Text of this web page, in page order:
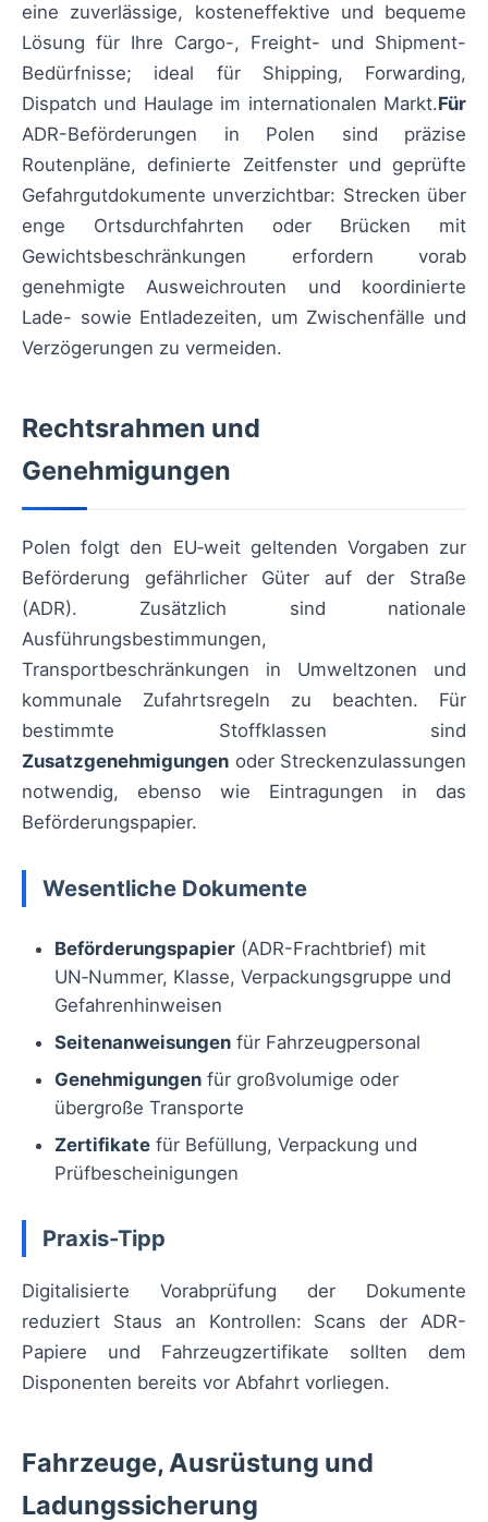
eine zuverlässige, kosteneffektive und bequeme
Lösung für Ihre Cargo-, Freight- und Shipment-
Bedürfnisse; ideal für Shipping, Forwarding,
Dispatch und Haulage im internationalen Markt.Für
ADR-Beförderungen in Polen sind präzise
Routenpläne, definierte Zeitfenster und geprüfte
Gefahrgutdokumente unverzichtbar: Strecken über
enge Ortsdurchfahrten oder Brücken mit
Gewichtsbeschränkungen erfordern vorab
genehmigte Ausweichrouten und koordinierte
Lade- sowie Entladezeiten, um Zwischenfälle und
Verzögerungen zu vermeiden.
Rechtsrahmen und
Genehmigungen
Polen folgt den EU‑weit geltenden Vorgaben zur
Beförderung gefährlicher Güter auf der Straße
(ADR). Zusätzlich sind nationale
Ausführungsbestimmungen,
Transportbeschränkungen in Umweltzonen und
kommunale Zufahrtsregeln zu beachten. Für
bestimmte Stoffklassen sind
Zusatzgenehmigungen oder Streckenzulassungen
notwendig, ebenso wie Eintragungen in das
Beförderungspapier.
Wesentliche Dokumente
Beförderungspapier (ADR-Frachtbrief) mit
UN‑Nummer, Klasse, Verpackungsgruppe und
Gefahrenhinweisen
Seitenanweisungen für Fahrzeugpersonal
Genehmigungen für großvolumige oder
übergroße Transporte
Zertifikate für Befüllung, Verpackung und
Prüfbescheinigungen
Praxis-Tipp
Digitalisierte Vorabprüfung der Dokumente
reduziert Staus an Kontrollen: Scans der ADR-
Papiere und Fahrzeugzertifikate sollten dem
Disponenten bereits vor Abfahrt vorliegen.
Fahrzeuge, Ausrüstung und
Ladungssicherung